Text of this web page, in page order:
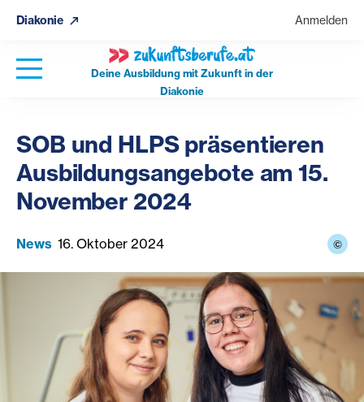
Diakonie Anmelden
Deine Ausbildung mit Zukunft in der
Diakonie
SOB und HLPS präsentieren
Ausbildungsangebote am 15.
November 2024
News 16. Oktober 2024 ©